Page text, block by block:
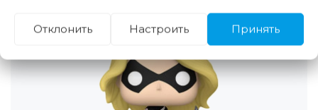
Отклонить Настроить Принять